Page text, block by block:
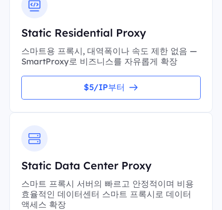
Static Residential Proxy
스마트용 프록시, 대역폭이나 속도 제한 없음 —
SmartProxy로 비즈니스를 자유롭게 확장
$5/IP부터
Static Data Center Proxy
스마트 프록시 서버의 빠르고 안정적이며 비용
효율적인 데이터센터 스마트 프록시로 데이터
액세스 확장